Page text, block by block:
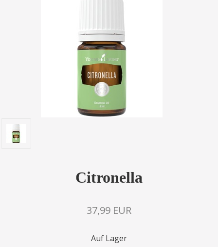
Citronella
37,99 EUR
Auf Lager